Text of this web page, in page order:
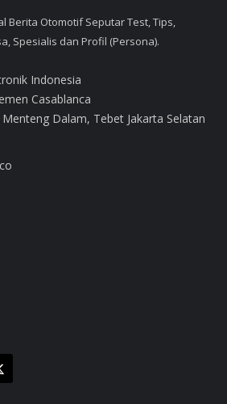
Berita Otomotif Seputar Test, Tips,
Spesialis dan Profil (Persona).
Indonesia
Casablanca
Menteng Dalam, Tebet Jakarta Selatan